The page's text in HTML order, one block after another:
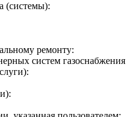
(системы):
ремонту:
систем газоснабжения